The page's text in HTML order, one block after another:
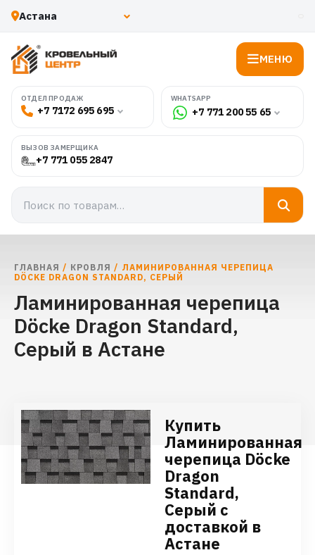
МЕНЮ
ОТДЕЛ ПРОДАЖ
+7 7172 695 695
WHATSAPP
+7 771 200 55 65
ВЫЗОВ ЗАМЕРЩИКА
+7 771 055 2847
ГЛАВНАЯ / КРОВЛЯ / ЛАМИНИРОВАННАЯ ЧЕРЕПИЦА
DÖCKE DRAGON STANDARD, СЕРЫЙ
Ламинированная черепица
Döcke Dragon Standard,
Серый в Астане
Купить
Ламинированная
черепица Döcke
Dragon
Standard,
Серый с
доставкой в
Астане